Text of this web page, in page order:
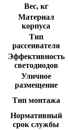
Вес, кг
Материал
корпуса
Тип
рассеивателя
Эффективность
светодиодов
Уличное
размещение
Тип монтажа
Нормативный
срок службы